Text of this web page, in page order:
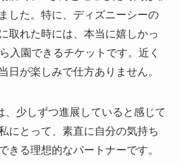
した。特に、ディズニーシーの
取れた時には、本当に嬉しかっ
入園できるチケットです。近く
日が楽しみで仕方ありません。
、少しずつ進展していると感じて
にとって、素直に自分の気持ち
きる理想的なパートナーです。